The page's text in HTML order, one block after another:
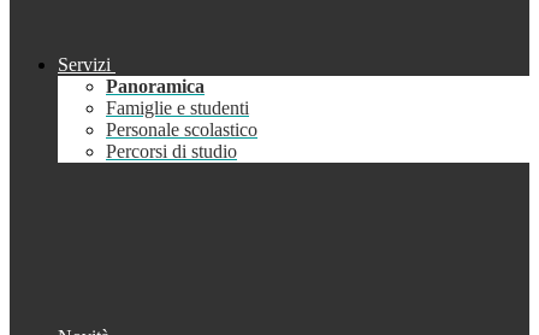
Servizi
Panoramica
Famiglie e studenti
Personale scolastico
Percorsi di studio